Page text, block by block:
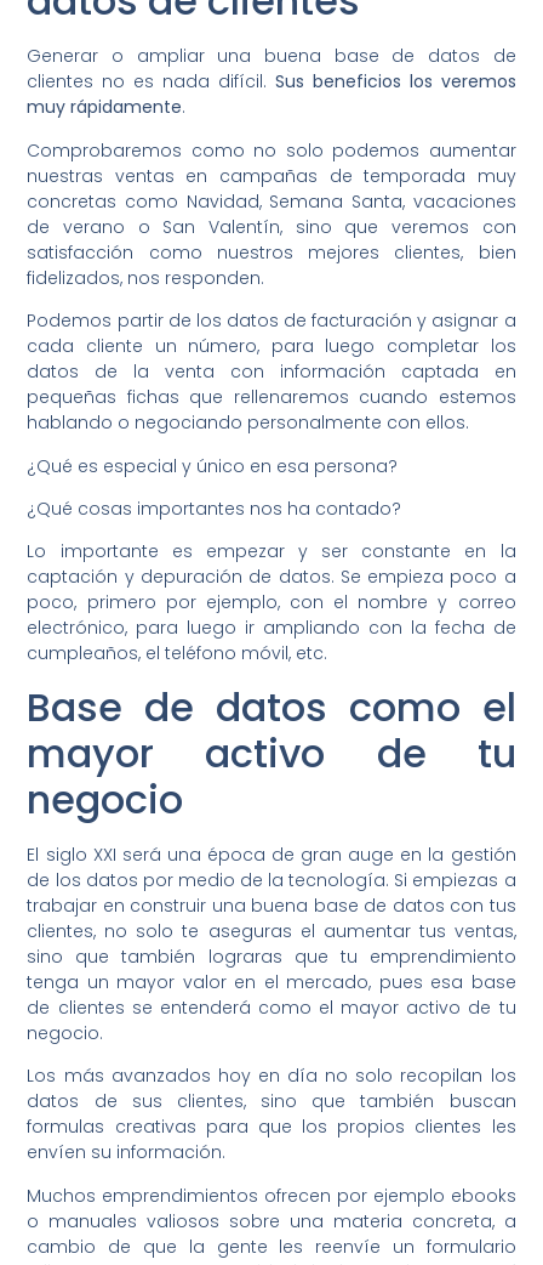
Generar o ampliar una buena base de datos de
clientes no es nada difícil. Sus beneficios los veremos
muy rápidamente.
Comprobaremos como no solo podemos aumentar
nuestras ventas en campañas de temporada muy
concretas como Navidad, Semana Santa, vacaciones
de verano o San Valentín, sino que veremos con
satisfacción como nuestros mejores clientes, bien
fidelizados, nos responden.
Podemos partir de los datos de facturación y asignar a
cada cliente un número, para luego completar los
datos de la venta con información captada en
pequeñas fichas que rellenaremos cuando estemos
hablando o negociando personalmente con ellos.
¿Qué es especial y único en esa persona?
¿Qué cosas importantes nos ha contado?
Lo importante es empezar y ser constante en la
captación y depuración de datos. Se empieza poco a
poco, primero por ejemplo, con el nombre y correo
electrónico, para luego ir ampliando con la fecha de
cumpleaños, el teléfono móvil, etc.
Base de datos como el
mayor activo de tu
negocio
El siglo XXI será una época de gran auge en la gestión
de los datos por medio de la tecnología. Si empiezas a
trabajar en construir una buena base de datos con tus
clientes, no solo te aseguras el aumentar tus ventas,
sino que también lograras que tu emprendimiento
tenga un mayor valor en el mercado, pues esa base
de clientes se entenderá como el mayor activo de tu
negocio.
Los más avanzados hoy en día no solo recopilan los
datos de sus clientes, sino que también buscan
formulas creativas para que los propios clientes les
envíen su información.
Muchos emprendimientos ofrecen por ejemplo ebooks
o manuales valiosos sobre una materia concreta, a
cambio de que la gente les reenvíe un formulario